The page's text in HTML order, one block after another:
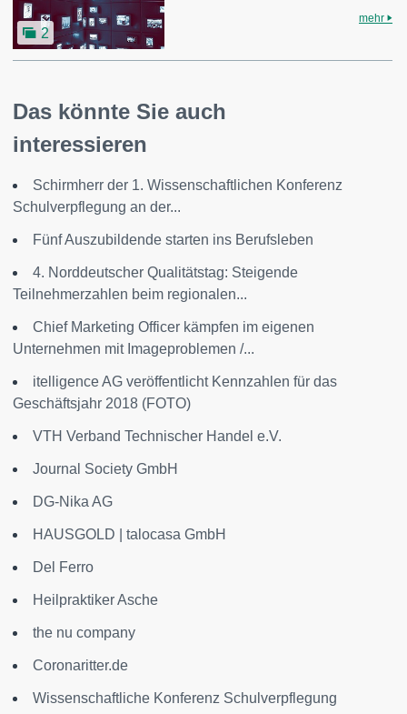
2
mehr
Das könnte Sie auch
interessieren
Schirmherr der 1. Wissenschaftlichen Konferenz
Schulverpflegung an der...
Fünf Auszubildende starten ins Berufsleben
4. Norddeutscher Qualitätstag: Steigende
Teilnehmerzahlen beim regionalen...
Chief Marketing Officer kämpfen im eigenen
Unternehmen mit Imageproblemen /...
itelligence AG veröffentlicht Kennzahlen für das
Geschäftsjahr 2018 (FOTO)
VTH Verband Technischer Handel e.V.
Journal Society GmbH
DG-Nika AG
HAUSGOLD | talocasa GmbH
Del Ferro
Heilpraktiker Asche
the nu company
Coronaritter.de
Wissenschaftliche Konferenz Schulverpflegung